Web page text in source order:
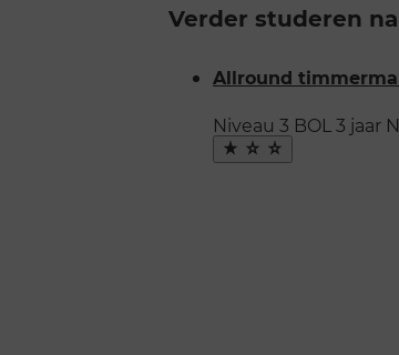
Verder studeren
Allround
Niveau 3 BOL 3 jaar
Maak
favoriet